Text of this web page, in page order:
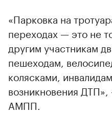
«Парковка на
переходах — это не
другим участникам
пешеходам,
колясками,
возникновения
АМПП.